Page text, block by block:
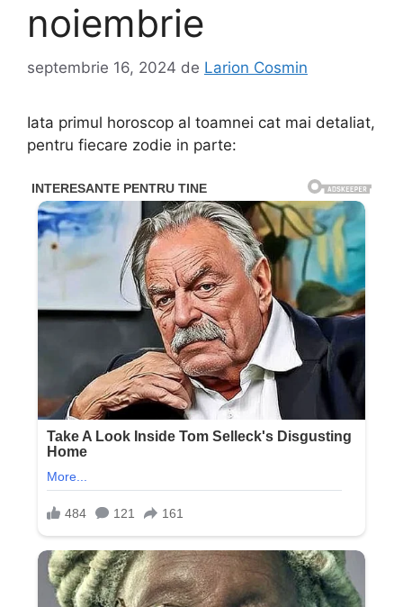
noiembrie
septembrie 16, 2024 de Larion Cosmin
Iata primul horoscop al toamnei cat mai detaliat,
pentru fiecare zodie in parte: